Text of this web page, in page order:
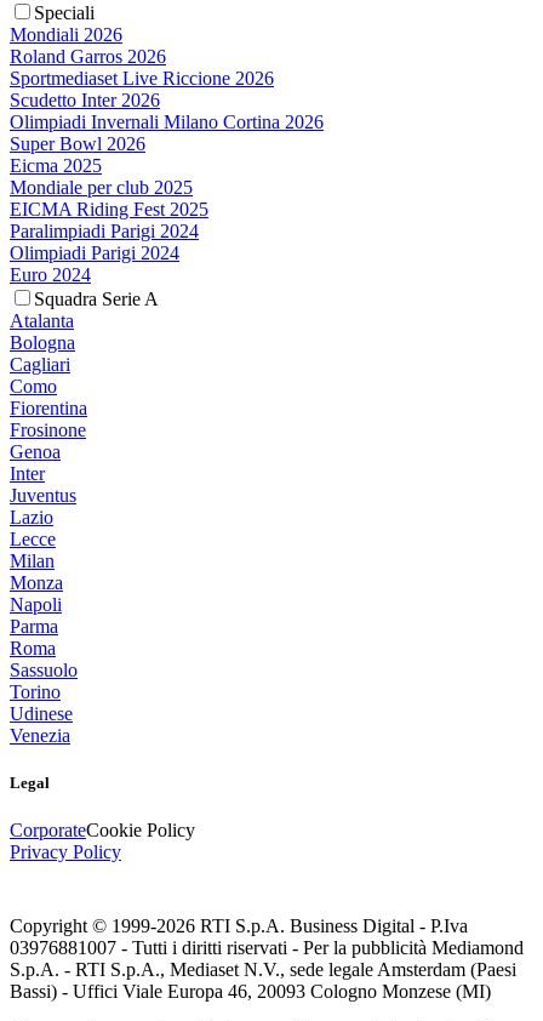
Speciali
Mondiali 2026
Roland Garros 2026
Sportmediaset Live Riccione 2026
Scudetto Inter 2026
Olimpiadi Invernali Milano Cortina 2026
Super Bowl 2026
Eicma 2025
Mondiale per club 2025
EICMA Riding Fest 2025
Paralimpiadi Parigi 2024
Olimpiadi Parigi 2024
Euro 2024
Squadra Serie A
Atalanta
Bologna
Cagliari
Como
Fiorentina
Frosinone
Genoa
Inter
Juventus
Lazio
Lecce
Milan
Monza
Napoli
Parma
Roma
Sassuolo
Torino
Udinese
Venezia
Legal
CorporateCookie Policy
Privacy Policy
Copyright © 1999-2026 RTI S.p.A. Business Digital - P.Iva
03976881007 - Tutti i diritti riservati - Per la pubblicità Mediamond
S.p.A. - RTI S.p.A., Mediaset N.V., sede legale Amsterdam (Paesi
Bassi) - Uffici Viale Europa 46, 20093 Cologno Monzese (MI)